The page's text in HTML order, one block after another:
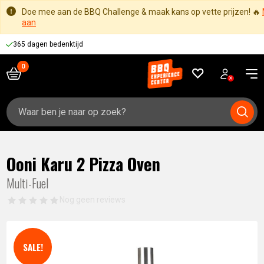
Doe mee aan de BBQ Challenge & maak kans op vette prijzen! 🔥
aan
365 dagen bedenktijd
Zoeken
naar:
Ooni Karu 2 Pizza Oven
Multi-Fuel
SALE!